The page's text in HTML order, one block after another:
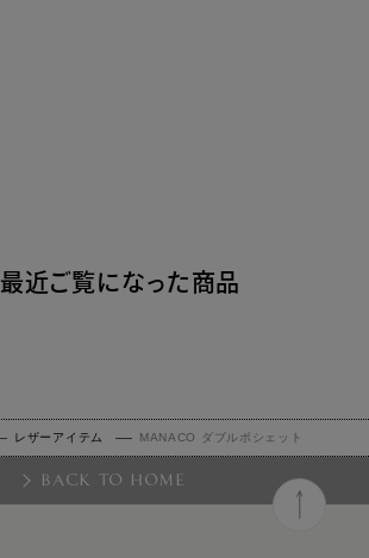
最近ご覧になった商品
レザーアイテム MANACO ダブルポシェット
BACK TO HOME